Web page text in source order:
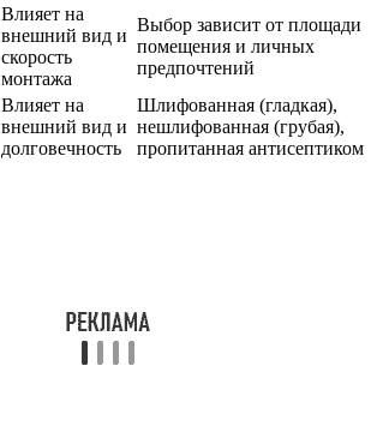
Влияет на
внешний вид и
скорость
монтажа
Выбор зависит от площади
помещения и личных
предпочтений
Влияет на
внешний вид и
долговечность
Шлифованная (гладкая),
нешлифованная (грубая),
пропитанная антисептиком